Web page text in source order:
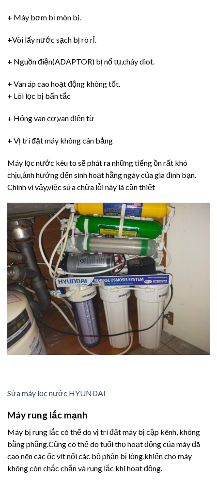
+ Máy bơm bị mòn bi.
+Vòi lấy nước sạch bị rò rỉ.
+ Nguồn điện(ADAPTOR) bị nổ tụ,cháy diot.
+ Van áp cao hoạt động không tốt.
+ Lõi lọc bị bẩn tắc
+ Hỏng van cơ,van điện từ
+ Vị trí đặt máy không cân bằng
Máy lọc nước kêu to sẽ phát ra những tiếng ồn rất khó
chịu,ảnh hưởng đến sinh hoạt hằng ngày của gia đình bạn.
Chính vì vậy,việc sửa chữa lỗi này là cần thiết
Sửa máy lọc nước HYUNDAI
Máy rung lắc mạnh
Máy bị rung lắc có thể do vị trí đặt máy bị cập kênh, không
bằng phẳng.Cũng có thể do tuổi thọ hoạt động của máy đã
cao nên các ốc vít nối các bộ phận bị lỏng,khiến cho máy
không còn chắc chắn và rung lắc khi hoạt động.